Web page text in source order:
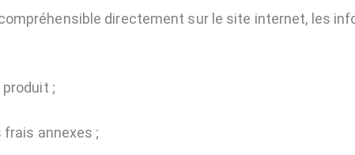
directement sur le site internet, les
;
annexes ;